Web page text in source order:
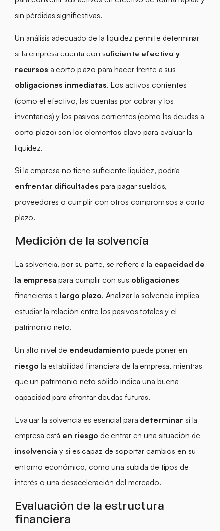
sin pérdidas significativas.
Un análisis adecuado de la liquidez permite determinar
si la empresa cuenta con suficiente efectivo y
recursos a corto plazo para hacer frente a sus
obligaciones inmediatas. Los activos corrientes
(como el efectivo, las cuentas por cobrar y los
inventarios) y los pasivos corrientes (como las deudas a
corto plazo) son los elementos clave para evaluar la
liquidez.
Si la empresa no tiene suficiente liquidez, podría
enfrentar dificultades para pagar sueldos,
proveedores o cumplir con otros compromisos a corto
plazo.
Medición de la solvencia
La solvencia, por su parte, se refiere a la capacidad de
la empresa para cumplir con sus obligaciones
financieras a largo plazo. Analizar la solvencia implica
estudiar la relación entre los pasivos totales y el
patrimonio neto.
Un alto nivel de endeudamiento puede poner en
riesgo la estabilidad financiera de la empresa, mientras
que un patrimonio neto sólido indica una buena
capacidad para afrontar deudas futuras.
Evaluar la solvencia es esencial para determinar si la
empresa está en riesgo de entrar en una situación de
insolvencia y si es capaz de soportar cambios en su
entorno económico, como una subida de tipos de
interés o una desaceleración del mercado.
Evaluación de la estructura
financiera